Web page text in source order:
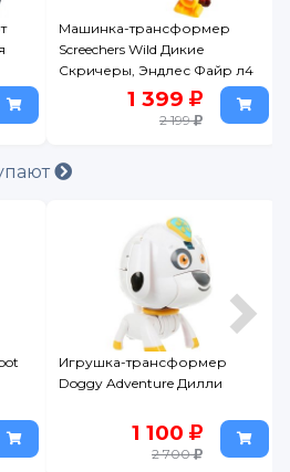
Машинка-трансформер
Screechers Wild Дикие
Скричеры, Эндлес Файр л4
1 399
2 199
Игрушка-трансформер
Doggy Adventure Дилли
1 100
2 700